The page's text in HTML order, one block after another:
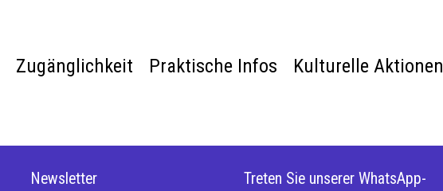
Zugänglichkeit Praktische Infos Kulturelle Aktionen
Newsletter
Treten Sie unserer WhatsApp-